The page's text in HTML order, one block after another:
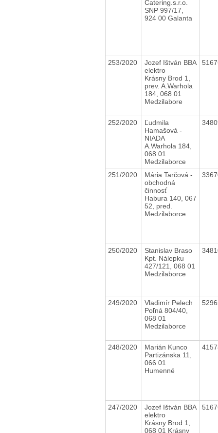
Catering.s.r.o.
SNP 997/17,
924 00 Galanta
253/2020
Jozef Ištván BBA
elektro
Krásny Brod 1,
prev. A.Warhola
184, 068 01
Medzilabore
252/2020
Ľudmila
Hamašová -
NIADA
A.Warhola 184,
068 01
Medzilaborce
251/2020
Mária Tarčová -
obchodná
činnosť
Habura 140, 067
52, pred.
Medzilaborce
250/2020
Stanislav Braso
Kpt. Nálepku
427/121, 068 01
Medzilaborce
249/2020
Vladimír Pelech
Poľná 804/40,
068 01
Medzilaborce
248/2020
Marián Kunco
Partizánska 11,
066 01
Humenné
247/2020
Jozef Ištván BBA
elektro
Krásny Brod 1,
068 01 Krásny